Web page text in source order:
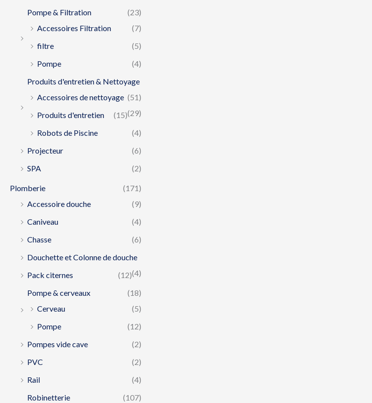
Pompe & Filtration
(23)
Accessoires Filtration
(7)
filtre
(5)
Pompe
(4)
Produits d'entretien & Nettoyage
(51)
Accessoires de nettoyage
(29)
Produits d'entretien
(15)
Robots de Piscine
(4)
Projecteur
(6)
SPA
(2)
Plomberie
(171)
Accessoire douche
(9)
Caniveau
(4)
Chasse
(6)
Douchette et Colonne de douche
(4)
Pack citernes
(12)
Pompe & cerveaux
(18)
Cerveau
(5)
Pompe
(12)
Pompes vide cave
(2)
PVC
(2)
Rail
(4)
Robinetterie
(107)